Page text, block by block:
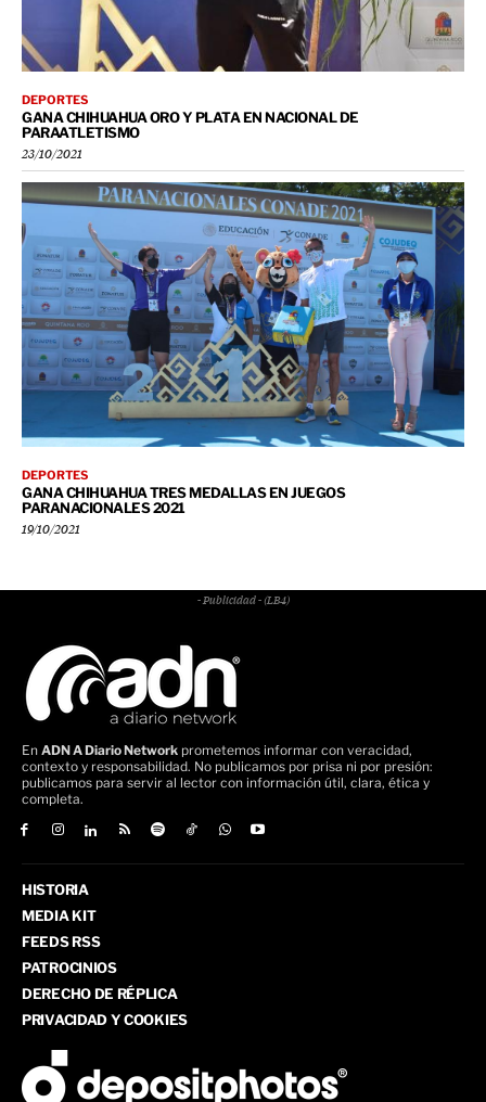
DEPORTES
GANA CHIHUAHUA ORO Y PLATA EN NACIONAL DE
PARAATLETISMO
23/10/2021
DEPORTES
GANA CHIHUAHUA TRES MEDALLAS EN JUEGOS
PARANACIONALES 2021
19/10/2021
- Publicidad - (LB4)
En ADN A Diario Network prometemos informar con veracidad,
contexto y responsabilidad. No publicamos por prisa ni por presión:
publicamos para servir al lector con información útil, clara, ética y
completa.
HISTORIA
MEDIA KIT
FEEDS RSS
PATROCINIOS
DERECHO DE RÉPLICA
PRIVACIDAD Y COOKIES